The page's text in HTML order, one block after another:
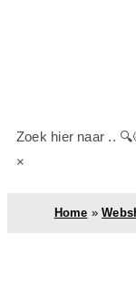
Zoek hier naar ..
×
Home »